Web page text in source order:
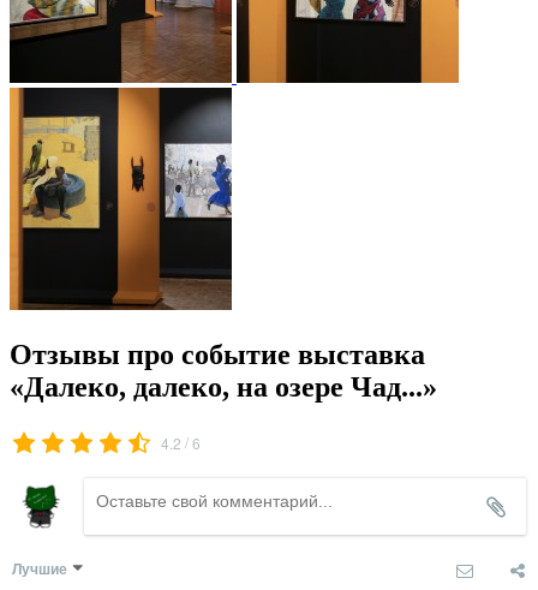
Отзывы про событие выставка
«Далеко, далеко, на озере Чад...»
4.2 /6
Лучшие